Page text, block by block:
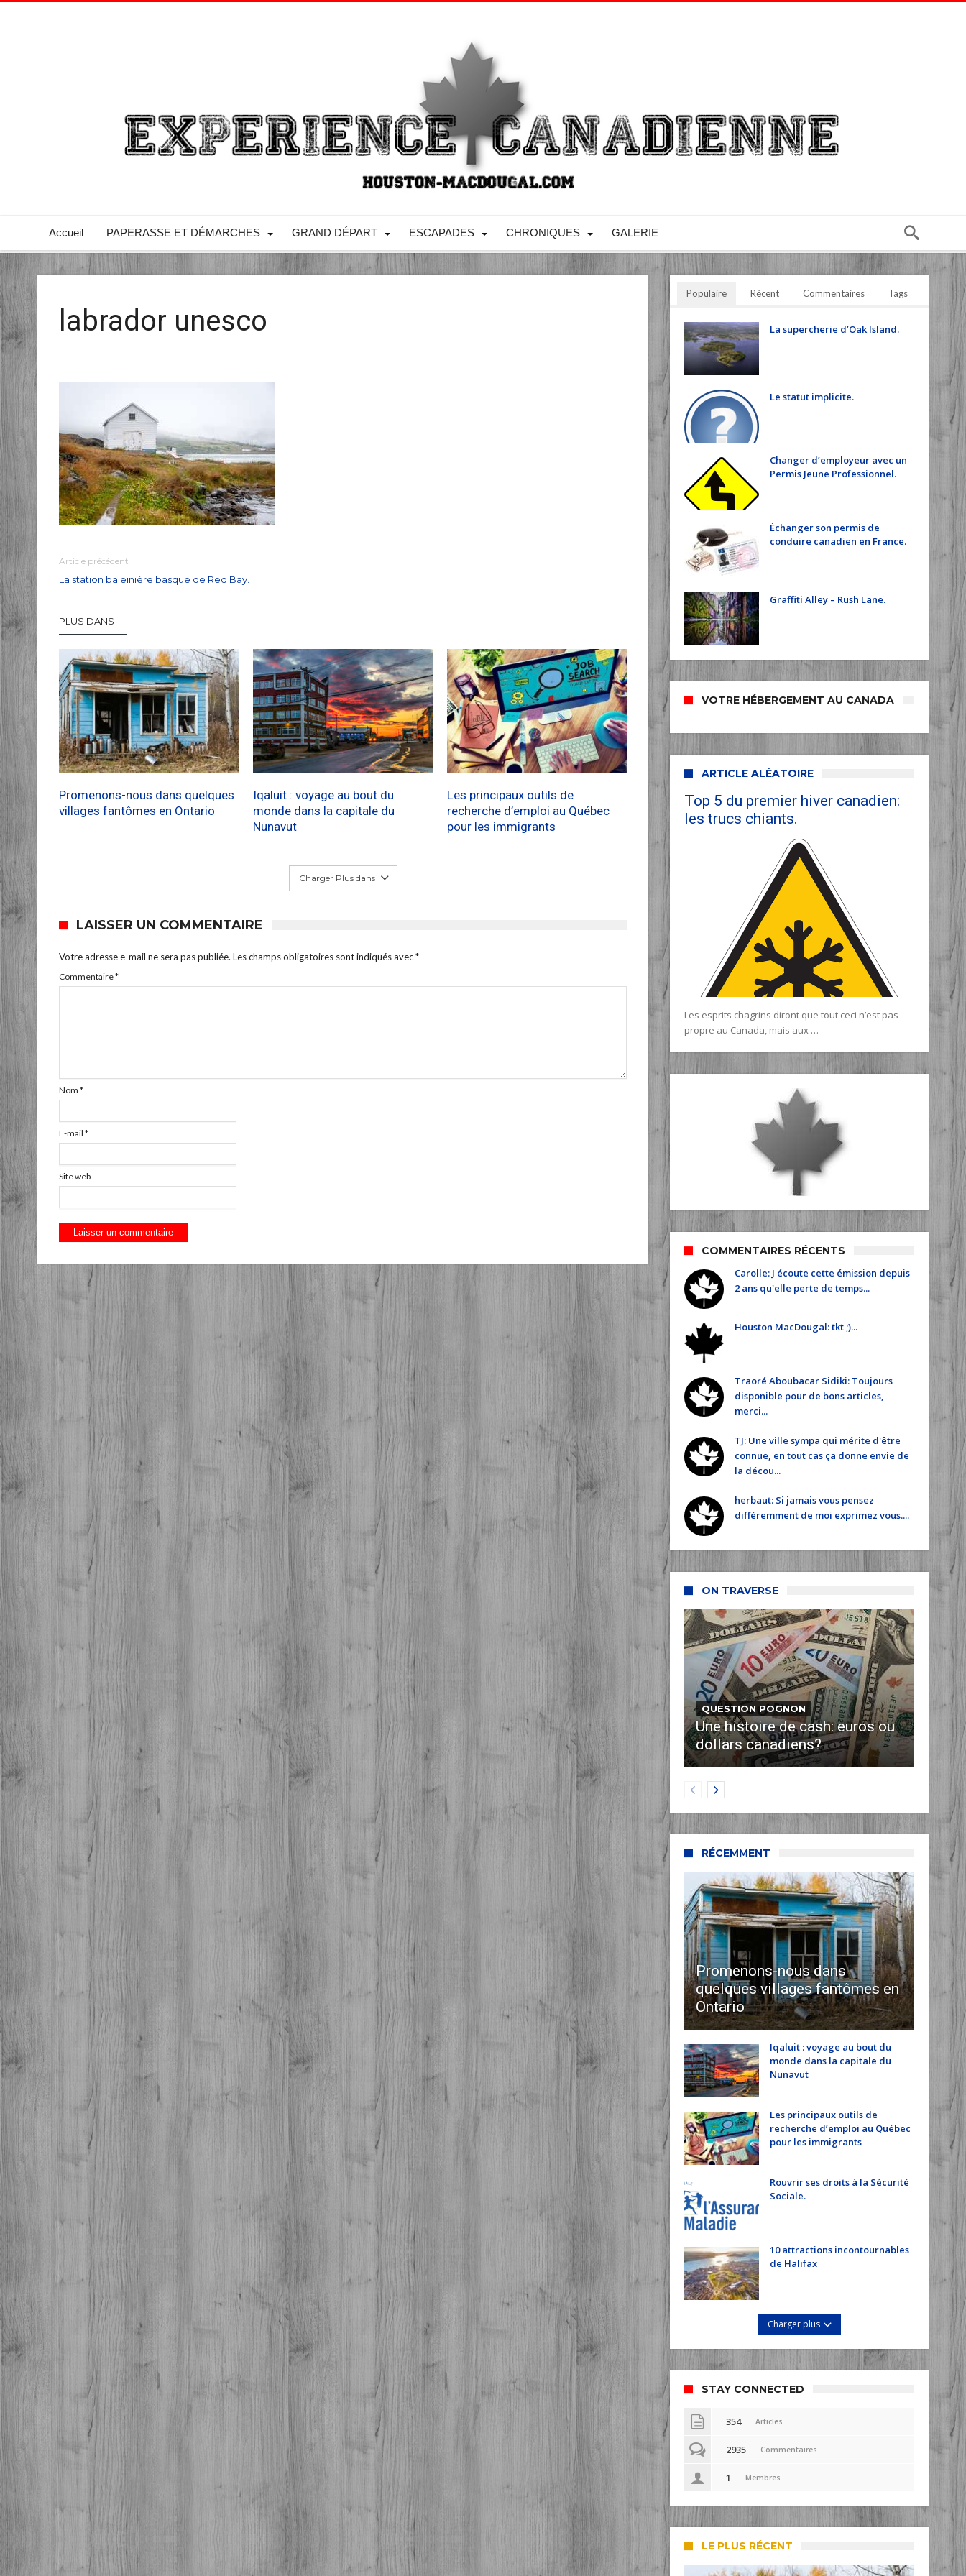
Accueil PAPERASSE ET DÉMARCHES GRAND DÉPART ESCAPADES CHRONIQUES GALERIE
labrador unesco
Article précédent
La station baleinière basque de Red Bay.
PLUS DANS
Promenons-nous dans quelques
villages fantômes en Ontario
Iqaluit : voyage au bout du
monde dans la capitale du
Nunavut
Les principaux outils de
recherche d’emploi au Québec
pour les immigrants
Charger Plus dans
LAISSER UN COMMENTAIRE
Votre adresse e-mail ne sera pas publiée. Les champs obligatoires sont indiqués avec*
Commentaire*
Nom *
E-mail *
Site web
Populaire Récent Commentaires Tags
La supercherie d’Oak Island.
Le statut implicite.
Changer d’employeur avec un
Permis Jeune Professionnel.
Échanger son permis de
conduire canadien en France.
Graffiti Alley – Rush Lane.
VOTRE HÉBERGEMENT AU CANADA
ARTICLE ALÉATOIRE
Top 5 du premier hiver canadien:
les trucs chiants.
Les esprits chagrins diront que tout ceci n’est pas
propre au Canada, mais aux …
COMMENTAIRES RÉCENTS
Carolle: J écoute cette émission depuis
2 ans qu'elle perte de temps...
Houston MacDougal: tkt ;)...
Traoré Aboubacar Sidiki: Toujours
disponible pour de bons articles,
merci...
TJ: Une ville sympa qui mérite d'être
connue, en tout cas ça donne envie de
la décou...
herbaut: Si jamais vous pensez
différemment de moi exprimez vous....
ON TRAVERSE
QUESTION POGNON
Une histoire de cash: euros ou
dollars canadiens?
RÉCEMMENT
Promenons-nous dans
quelques villages fantômes en
Ontario
Iqaluit : voyage au bout du
monde dans la capitale du
Nunavut
Les principaux outils de
recherche d’emploi au Québec
pour les immigrants
Rouvrir ses droits à la Sécurité
Sociale.
10 attractions incontournables
de Halifax
Charger plus
STAY CONNECTED
354 Articles
2935 Commentaires
1 Membres
LE PLUS RÉCENT